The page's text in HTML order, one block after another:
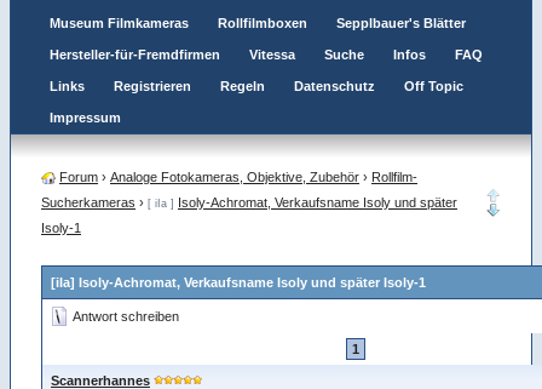
Museum Filmkameras Rollfilmboxen Sepplbauer's Blätter
Hersteller-für-Fremdfirmen Vitessa Suche Infos FAQ
Links Registrieren Regeln Datenschutz Off Topic
Impressum
Forum › Analoge Fotokameras, Objektive, Zubehör › Rollfilm-
Sucherkameras › [ iIa ] Isoly-Achromat, Verkaufsname Isoly und später
Isoly-1
[iIa] Isoly-Achromat, Verkaufsname Isoly und später Isoly-1
Antwort schreiben
1
Scannerhannes